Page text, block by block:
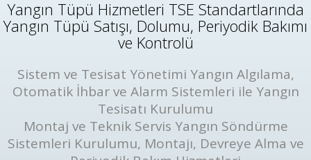
Yangın Tüpü Hizmetleri TSE Standartlarında
Yangın Tüpü Satışı, Dolumu, Periyodik Bakımı
ve Kontrolü
Sistem ve Tesisat Yönetimi Yangın Algılama,
Otomatik İhbar ve Alarm Sistemleri ile Yangın
Tesisatı Kurulumu
Montaj ve Teknik Servis Yangın Söndürme
Sistemleri Kurulumu, Montajı, Devreye Alma ve